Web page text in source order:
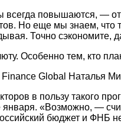
повышаются, —
Но еще мы знаем, что
Точно сэкономите,
Особенно тем, кто
Global Наталья
в пользу такого
«Возможно, —
бюджет и ФНБ